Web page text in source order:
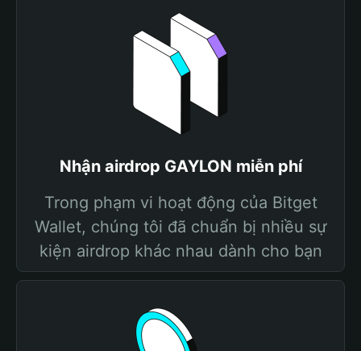
Nhận airdrop GAYLON miễn phí
Trong phạm vi hoạt động của Bitget
Wallet, chúng tôi đã chuẩn bị nhiều sự
kiện airdrop khác nhau dành cho bạn